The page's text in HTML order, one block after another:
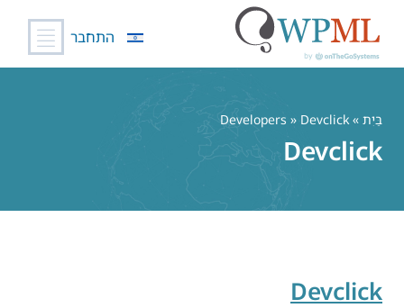
התחבר
בַּיִת » Developers » Devclick
Devclick
Devclick